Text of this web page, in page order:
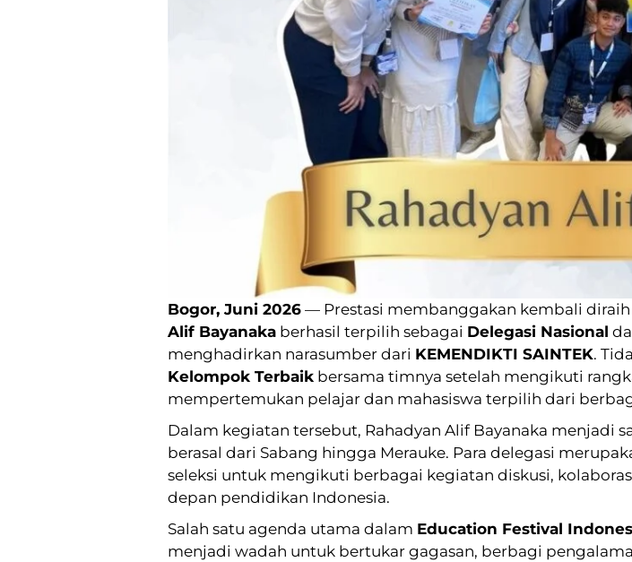
Bogor, Juni 2026 — Prestasi membanggakan kembali diraih
Alif Bayanaka berhasil terpilih sebagai Delegasi Nasional
menghadirkan narasumber dari KEMENDIKTI SAINTEK.
Kelompok Terbaik bersama timnya setelah mengikuti
mempertemukan pelajar dan mahasiswa terpilih dari
Dalam kegiatan tersebut, Rahadyan Alif Bayanaka menjadi
berasal dari Sabang hingga Merauke. Para delegasi
seleksi untuk mengikuti berbagai kegiatan diskusi,
depan pendidikan Indonesia.
Salah satu agenda utama dalam Education Festival
menjadi wadah untuk bertukar gagasan, berbagi